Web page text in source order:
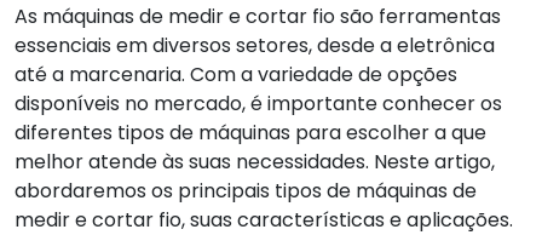
As máquinas de medir e cortar fio são ferramentas
essenciais em diversos setores, desde a eletrônica
até a marcenaria. Com a variedade de opções
disponíveis no mercado, é importante conhecer os
diferentes tipos de máquinas para escolher a que
melhor atende às suas necessidades. Neste artigo,
abordaremos os principais tipos de máquinas de
medir e cortar fio, suas características e aplicações.